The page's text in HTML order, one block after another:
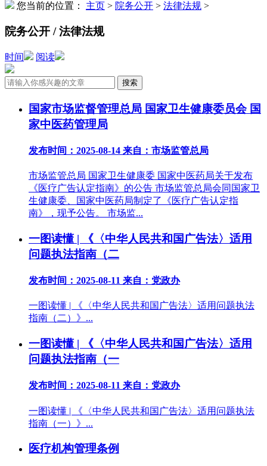
您当前的位置： 主页 > 院务公开 > 法律法规 >
院务公开 / 法律法规
时间 阅读
国家市场监督管理总局 国家卫生健康委员会 国
家中医药管理局
发布时间：2025-08-14 来自：市场监管总局
市场监管总局 国家卫生健康委 国家中医药局关于发布
《医疗广告认定指南》的公告 市场监管总局会同国家卫
生健康委、国家中医药局制定了《医疗广告认定指
南》，现予公告。 市场监...
一图读懂 | 《〈中华人民共和国广告法〉适用
问题执法指南（二
发布时间：2025-08-11 来自：党政办
一图读懂 | 《〈中华人民共和国广告法〉适用问题执法
指南（二）》...
一图读懂 | 《〈中华人民共和国广告法〉适用
问题执法指南（一
发布时间：2025-08-11 来自：党政办
一图读懂 | 《〈中华人民共和国广告法〉适用问题执法
指南（一）》...
医疗机构管理条例